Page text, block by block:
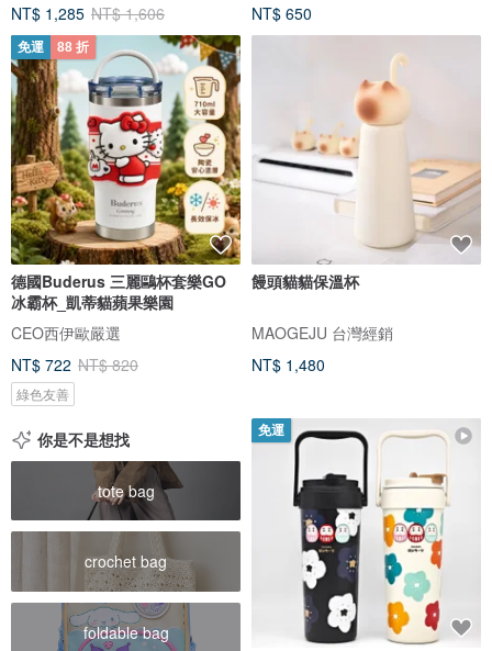
NT$ 1,285 NT$ 1,606
NT$ 650
免運 88 折
德國Buderus 三麗鷗杯套樂GO
冰霸杯_凱蒂貓蘋果樂園
CEO西伊歐嚴選
NT$ 722 NT$ 820
綠色友善
饅頭貓貓保溫杯
MAOGEJU 台灣經銷
NT$ 1,480
你是不是想找
tote bag
crochet bag
foldable bag
免運